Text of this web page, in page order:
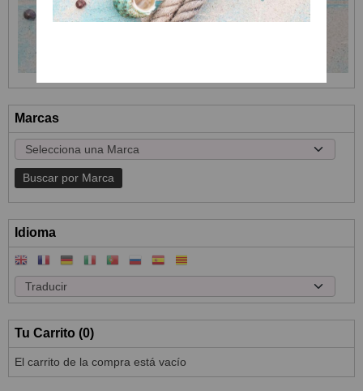
Marcas
Idioma
Tu Carrito (0)
El carrito de la compra está vacío